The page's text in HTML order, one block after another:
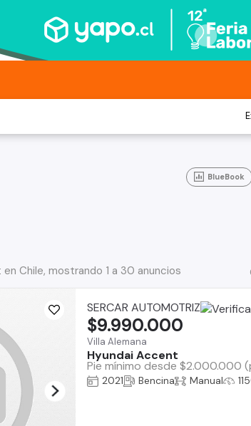
BlueBook
Chile, mostrando 1 a 30 anuncios
SERCAR AUTOMOTRIZ
Villa Alemana
Hyundai Accent
Pie mínimo desde $2.000.000
$9.990.000
2021 Bencina Manual